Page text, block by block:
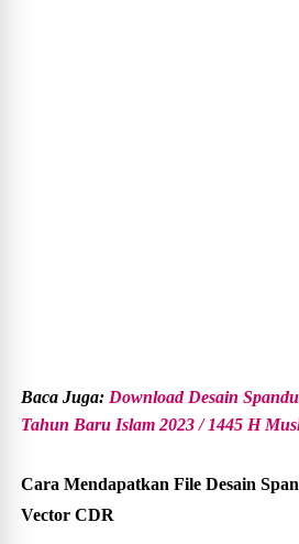
Baca Juga: Download Desain
Tahun Baru Islam 2023 / 1445 H
Cara Mendapatkan File Desain
Vector CDR